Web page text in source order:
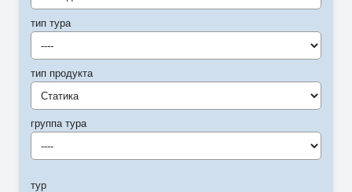
тип тура
----
тип продукта
Статика
группа тура
----
тур